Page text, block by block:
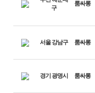
구
룸싸롱
서울 강남구 룸싸롱
경기 광명시 룸싸롱